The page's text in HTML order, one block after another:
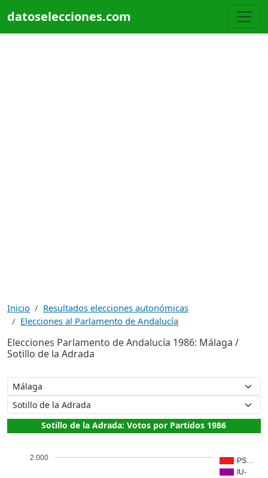
datoselecciones.com
Inicio
Resultados elecciones autonómicas
Elecciones al Parlamento de Andalucía
Elecciones Parlamento de Andalucía 1986: Málaga /
Sotillo de la Adrada
Sotillo de la Adrada: Votos por Partidos 1986
PS…
IU-
2.000